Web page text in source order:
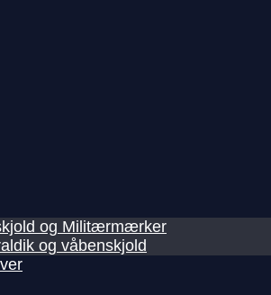
og Militærmærker
og våbenskjold